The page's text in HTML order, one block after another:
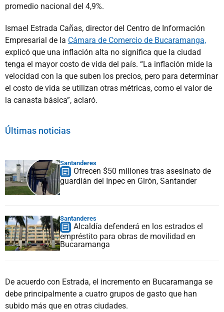
promedio nacional del 4,9%.
Ismael Estrada Cañas, director del Centro de Información
Empresarial de la Cámara de Comercio de Bucaramanga,
explicó que una inflación alta no significa que la ciudad
tenga el mayor costo de vida del país. “La inflación mide la
velocidad con la que suben los precios, pero para determinar
el costo de vida se utilizan otras métricas, como el valor de
la canasta básica”, aclaró.
Últimas noticias
Santanderes
Ofrecen $50 millones tras asesinato de
guardián del Inpec en Girón, Santander
Santanderes
Alcaldía defenderá en los estrados el
empréstito para obras de movilidad en
Bucaramanga
De acuerdo con Estrada, el incremento en Bucaramanga se
debe principalmente a cuatro grupos de gasto que han
subido más que en otras ciudades.